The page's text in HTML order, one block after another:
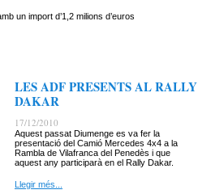
un import d’1,2 milions d’euros
LES ADF PRESENTS AL RALLY
DAKAR
17/12/2010
Aquest passat Diumenge es va fer la
presentació del Camió Mercedes 4x4 a la
Rambla de Vilafranca del Penedès i que
aquest any participarà en el Rally Dakar.
Llegir més...